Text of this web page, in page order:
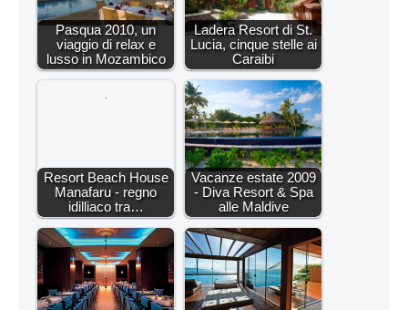
Pasqua 2010, un
viaggio di relax e
lusso in Mozambico
Ladera Resort di St.
Lucia, cinque stelle ai
Caraibi
Resort Beach House
Manafaru - regno
idilliaco tra…
Vacanze estate 2009
- Diva Resort & Spa
alle Maldive